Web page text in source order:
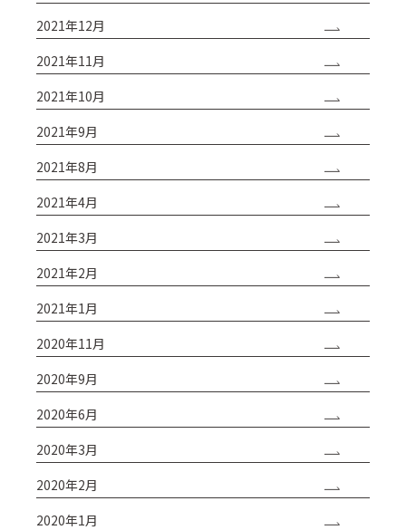
2021年12月
2021年11月
2021年10月
2021年9月
2021年8月
2021年4月
2021年3月
2021年2月
2021年1月
2020年11月
2020年9月
2020年6月
2020年3月
2020年2月
2020年1月